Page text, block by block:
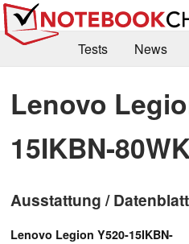
Tests News
Kaufberatung
Deals
Forum
Lenovo
15IKBN-
Ausstattung / Datenblatt
Lenovo Legion Y520-15IKBN-